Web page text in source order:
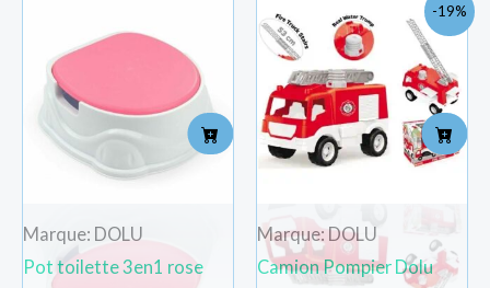
Marque: DOLU
Pot toilette 3en1 rose
-19%
Marque: DOLU
Camion Pompier Dolu
prix
initial
était :
TND
93.000.
prix
est :
TND